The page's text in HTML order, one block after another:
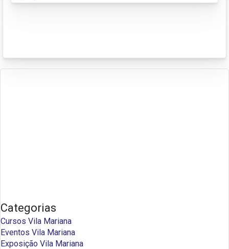
Categorias
Cursos Vila Mariana
Eventos Vila Mariana
Exposição Vila Mariana